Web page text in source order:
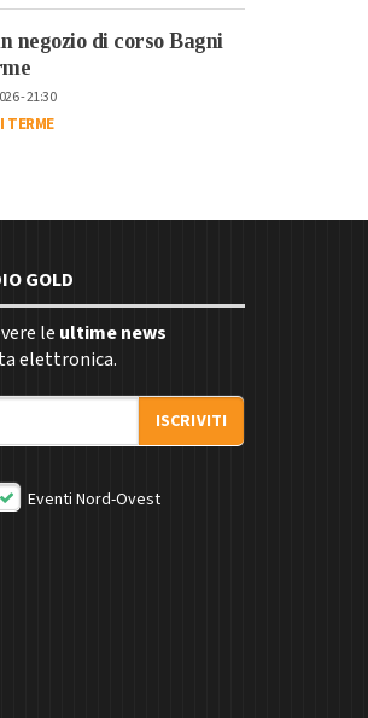
negozio di corso Bagni
- 21:30
TERME
GOLD
le ultime news
elettronica.
ISCRIVITI
Eventi Nord-Ovest